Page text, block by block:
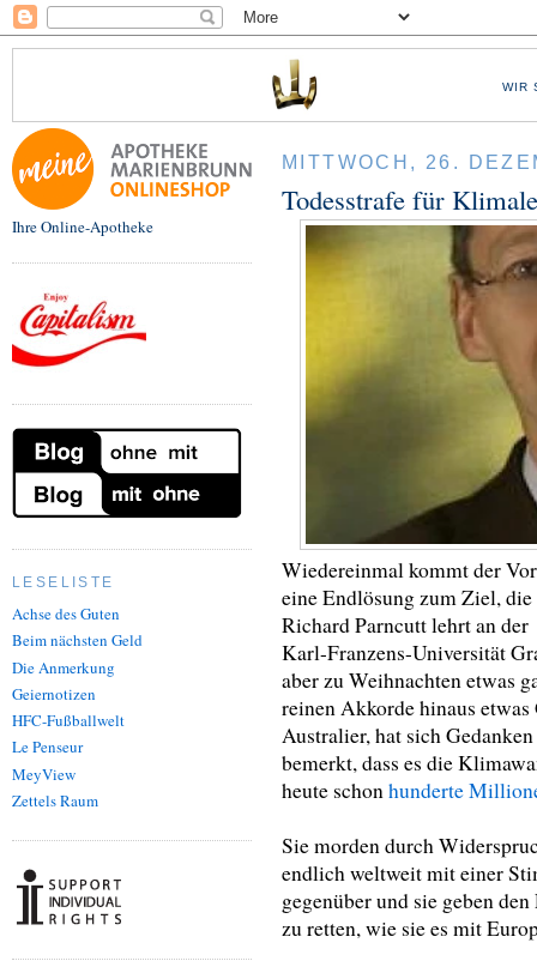
WIR
Ihre Online-Apotheke
LESELISTE
Achse des Guten
Beim nächsten Geld
Die Anmerkung
Geiernotizen
HFC-Fußballwelt
Le Penseur
MeyView
Zettels Raum
MITTWOCH, 26.
Todesstrafe für
Wiedereinmal kommt der
eine Endlösung zum Ziel,
Richard Parncutt lehrt an der
Karl-Franzens-Universität
aber zu Weihnachten etwas
reinen Akkorde hinaus
Australier, hat sich
bemerkt, dass es die
heute schon hunderte
Sie morden durch
endlich weltweit mit einer
gegenüber und sie geben
zu retten, wie sie es mit